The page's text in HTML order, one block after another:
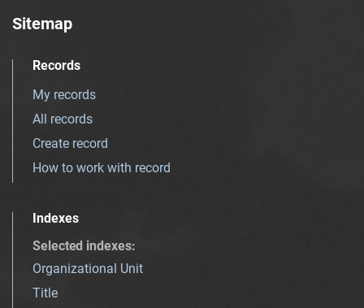
Sitemap
Records
My records
All records
Create record
How to work with record
Indexes
Selected indexes:
Organizational Unit
Title